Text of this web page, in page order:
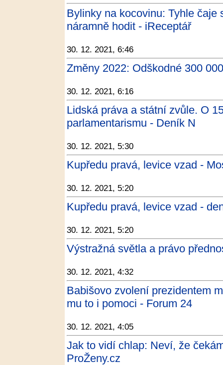
Bylinky na kocovinu: Tyhle čaje
náramně hodit - iReceptář
30. 12. 2021, 6:46
Změny 2022: Odškodné 300
30. 12. 2021, 6:16
Lidská práva a státní zvůle. O
parlamentarismu - Deník N
30. 12. 2021, 5:30
Kupředu pravá, levice vzad -
30. 12. 2021, 5:20
Kupředu pravá, levice vzad -
30. 12. 2021, 5:20
Výstražná světla a právo
30. 12. 2021, 4:32
Babišovo zvolení prezidentem
mu to i pomoci - Forum 24
30. 12. 2021, 4:05
Jak to vidí chlap: Neví, že
ProŽeny.cz